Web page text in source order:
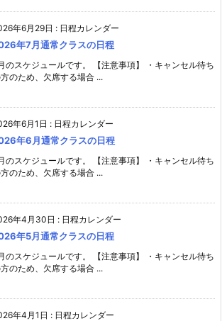
年6月29日 : 日程カレンダー
年7月通常クラスの日程
のスケジュールです。 【注意事項】 ・キャンセル待ち
のため、欠席する場合 ...
年6月1日 : 日程カレンダー
年6月通常クラスの日程
のスケジュールです。 【注意事項】 ・キャンセル待ち
のため、欠席する場合 ...
年4月30日 : 日程カレンダー
年5月通常クラスの日程
のスケジュールです。 【注意事項】 ・キャンセル待ち
のため、欠席する場合 ...
年4月1日 : 日程カレンダー